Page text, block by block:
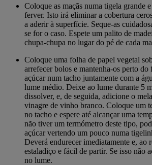
Coloque as maçãs numa tigela grande
ferver. Isto irá eliminar a cobertura
a aderir à superfície. Seque-as
se for o caso. Espete um palito de
chupa-chupa no lugar do pé de cada
Coloque uma folha de papel vegetal
arrefecer bolos e mantenha-os perto
açúcar num tacho juntamente com a
lume médio. Deixe ao lume durante 5
dissolver, e, de seguida, adicione o
vinagre de vinho branco. Coloque um
no tacho e espere até alcançar uma
não tiver um termómetro deste tipo,
açúcar vertendo um pouco numa
Deverá endurecer imediatamente e, ao
estaladiço e fácil de partir. Se isso não
no lume.